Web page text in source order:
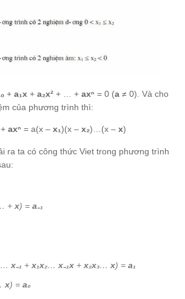
+ a₁x + a₂x² + … + axⁿ = 0 (a ≠ 0). Và cho
của phương trình thì:
axⁿ = a(x – x₁)(x – x₂)…(x – x)
ra ta có công thức Viet trong phương trình
+ x) = a₋₁
… x₋₁ + x₁x₂… x₋₁x + x₂x₃… x) = a₁
x) = a₀